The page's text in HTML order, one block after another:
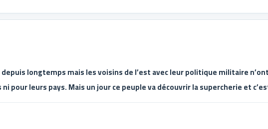
longtemps mais les voisins de l’est avec leur politique militaire
pour leurs pays. Mais un jour ce peuple va découvrir la supercherie et